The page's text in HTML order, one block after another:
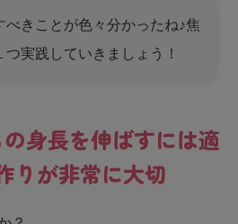
べきことが色々分かったね♪焦
つ実践していきましょう！
身長を伸ばすには適
りが非常に大切